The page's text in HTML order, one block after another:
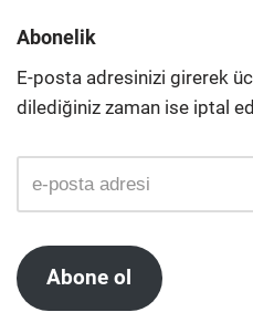
Abonelik
E-posta adresinizi girerek
dilediğiniz zaman ise iptal
Abone ol